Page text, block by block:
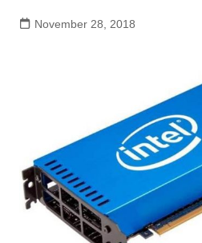
November 28, 2018